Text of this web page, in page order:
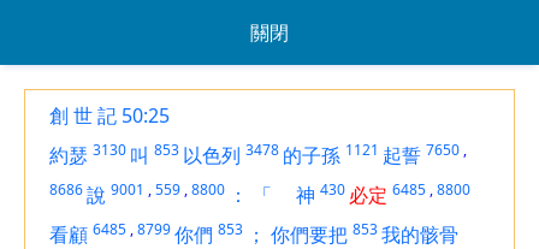
關閉
創 世 記 50:25
約瑟 3130 叫 853 以色列 3478 的子孫 1121 起誓 7650 ,
8686說 9001 ,559 ,8800 ： 「 神 430 必定 6485 ,8800
看顧 6485 ,8799你們 853 ； 你們要把 853我的骸骨